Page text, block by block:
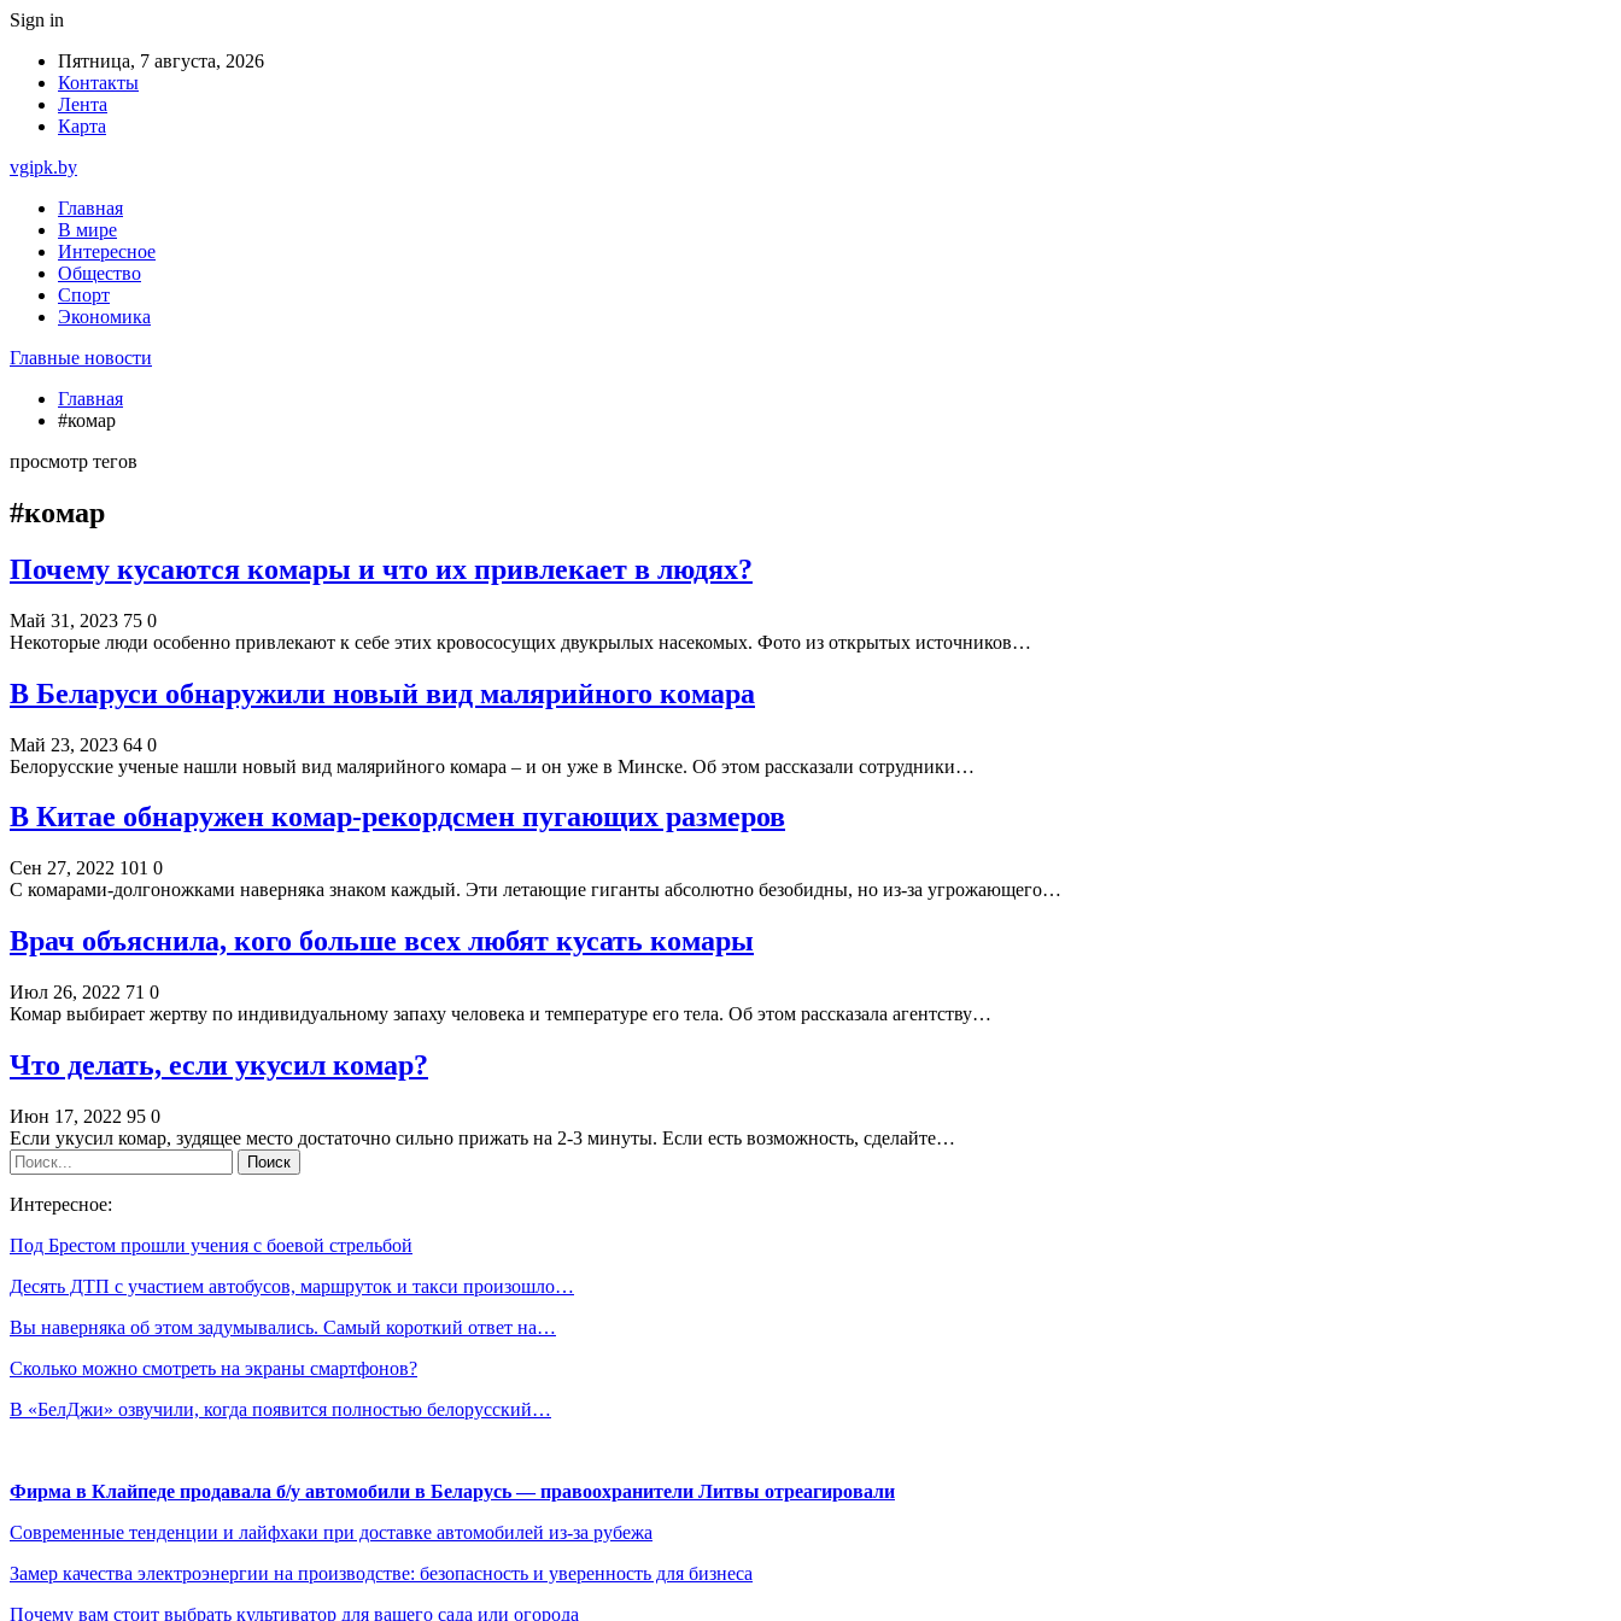
Sign in
Пятница, 7 августа, 2026
Контакты
Лента
Карта
vgipk.by
Главная
В мире
Интересное
Общество
Спорт
Экономика
Главные новости
Главная
#комар
просмотр тегов
#комар
Почему кусаются комары и что их привлекает в людях?
Май 31, 2023 75 0
Некоторые люди особенно привлекают к себе этих кровососущих двукрылых насекомых. Фото из открытых источников…
В Беларуси обнаружили новый вид малярийного комара
Май 23, 2023 64 0
Белорусские ученые нашли новый вид малярийного комара – и он уже в Минске. Об этом рассказали сотрудники…
В Китае обнаружен комар-рекордсмен пугающих размеров
Сен 27, 2022 101 0
С комарами-долгоножками наверняка знаком каждый. Эти летающие гиганты абсолютно безобидны, но из-за угрожающего…
Врач объяснила, кого больше всех любят кусать комары
Июл 26, 2022 71 0
Комар выбирает жертву по индивидуальному запаху человека и температуре его тела. Об этом рассказала агентству…
Что делать, если укусил комар?
Июн 17, 2022 95 0
Если укусил комар, зудящее место достаточно сильно прижать на 2-3 минуты. Если есть возможность, сделайте…
Интересное:
Под Брестом прошли учения с боевой стрельбой
Десять ДТП с участием автобусов, маршруток и такси произошло…
Вы наверняка об этом задумывались. Самый короткий ответ на…
Сколько можно смотреть на экраны смартфонов?
В «БелДжи» озвучили, когда появится полностью белорусский…
Фирма в Клайпеде продавала б/у автомобили в Беларусь — правоохранители Литвы отреагировали
Современные тенденции и лайфхаки при доставке автомобилей из-за рубежа
Замер качества электроэнергии на производстве: безопасность и уверенность для бизнеса
Почему вам стоит выбрать культиватор для вашего сада или огорода